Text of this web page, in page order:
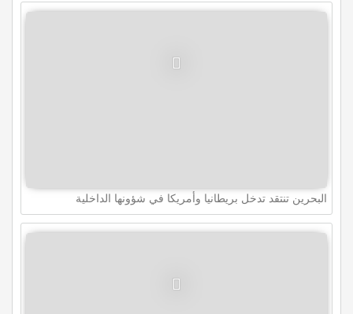
البحرين تنتقد تدخل بريطانيا وأمريكا في شؤونها الداخلية